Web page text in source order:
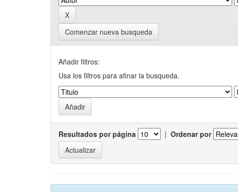
Comenzar nueva busqueda
Añadir filtros:
Usa los filtros para afinar la busqueda.
Resultados por página | Ordenar por